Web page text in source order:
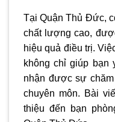
Tại Quận Thủ Đức,
chất lượng cao,
hiệu quả điều trị.
không chỉ giúp bạn
nhận được sự
chuyên môn. Bài
thiệu đến bạn